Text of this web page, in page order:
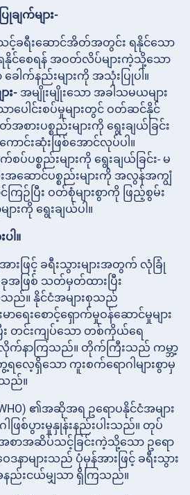
ချက်များ-
င့်ခရီးဆောင်အိတ်အတွင်း ရနိုင်သော
ရနိုင်စေရန် အဝတ်လိပ်များကဲ့သို့သော
ခေါက်နည်းများကို အသုံးပြုပါ။
း- အမျိုးမျိုးသော အခါသမယများ
ါင်းစပ်မှုများတွင် ဝတ်ဆင်နိုင်
ားပစ္စည်းများကို ရွေးချယ်ခြင်း
ာင်းဆုံးဖြစ်အောင်လုပ်ပါ။
ပ်ပစ္စည်းများကို ရွေးချယ်ခြင်း- မ
ဆောင်ပစ္စည်းများကို အလွန်အကျွံ
ကြဉ်ပြီး ဝတ်စုံများစွာကို ဖြည့်စွမ်း
ားကို ရွေးချယ်ပါ။
ါ။
ဖြင့် ခရီးသွားများအတွက် လုံခြုံ
အဖြစ် သတ်မှတ်ထားပြီး
ည်။ နိုင်ငံအများစုသည်
ရေးစောင့်ရှောက်မှုဝန်ဆောင်မှုများ
း တင်းကျပ်သော တစ်ကိုယ်ရေ
လိုက်နာကြသည်။ တိုက်ကြီးသည် ကမ္ဘာ့
ေ့ရလေ့ရှိသော ကူးစက်ရောဂါများစွာမှ
သည်။
၏အဆိုအရ ဥရောပနိုင်ငံအများ
ဖြစ်ပွားမှုနှုန်းနည်းပါးသည်။ တုပ်
အစာအဆိပ်သင့်ခြင်းကဲ့သို့သော ဥရော
ဒနာများသည် ပုံမှန်အားဖြင့် ခရီးသွား
အနည်းငယ်မျှသာ ရှိကြသည်။